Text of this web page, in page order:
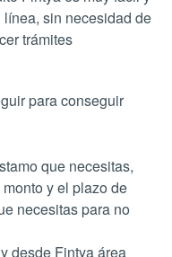
sin necesidad de
trámites
para conseguir
que necesitas,
y el plazo de
necesitas para no
desde Fintya área